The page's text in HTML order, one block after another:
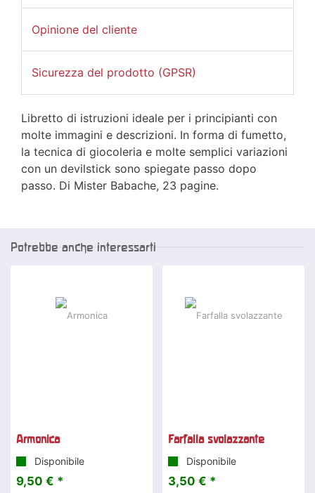
Opinione del cliente
Sicurezza del prodotto (GPSR)
Libretto di istruzioni ideale per i principianti con
molte immagini e descrizioni. In forma di fumetto,
la tecnica di giocoleria e molte semplici variazioni
con un devilstick sono spiegate passo dopo
passo. Di Mister Babache, 23 pagine.
Potrebbe anche interessarti
Armonica
Disponibile
9,50 € *
Farfalla svolazzante
Disponibile
3,50 € *